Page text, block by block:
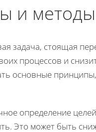
и
задача, стоящая
процессов и
основные
определение
Это может быть